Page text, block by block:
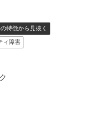
特徴から見抜く
ィ障害